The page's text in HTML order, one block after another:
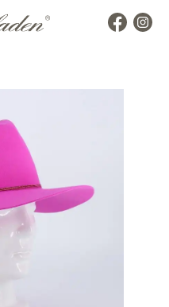
Marken
alle Marken
Top Marken
La Mouche
Themen